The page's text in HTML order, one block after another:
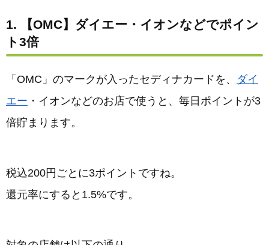
1. 【OMC】ダイエー・イオンなどでポイン
ト3倍
「OMC」のマークが入ったセディナカードを、 ダイ
エー ・イオンなどのお店で使うと、毎日ポイントが3
倍貯まります。
税込200円ごとに3ポイントですね。
還元率にすると1.5%です。